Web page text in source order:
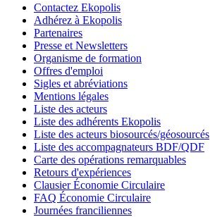
Contactez Ekopolis
Adhérez à Ekopolis
Partenaires
Presse et Newsletters
Organisme de formation
Offres d'emploi
Sigles et abréviations
Mentions légales
Liste des acteurs
Liste des adhérents Ekopolis
Liste des acteurs biosourcés/géosourcés
Liste des accompagnateurs BDF/QDF
Carte des opérations remarquables
Retours d'expériences
Clausier Économie Circulaire
FAQ Économie Circulaire
Journées franciliennes